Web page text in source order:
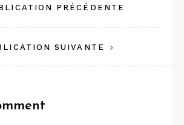
PRÉCÉDENTE
SUIVANTE